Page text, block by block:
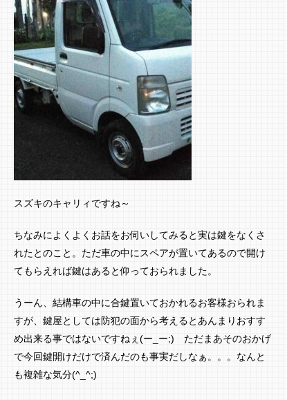
スズキのキャリィですね～
ちなみによくよくお話をお伺いしてみると実は鍵をなくさ
れたとのこと。ただ車の中にスペアが置いてあるので開け
てもらえれば鍵はあると仰っておられました。
うーん、結構車の中に合鍵置いておかれるお客様おられま
すが、鍵屋としては防犯の面から考えるとあんまりおすす
め出来る事ではないですねぇ(ー_ー;) ただまあそのおかげ
で今回鍵開けだけで済んだのも事実だしなぁ。。。なんと
も複雑な気分(^_^;)